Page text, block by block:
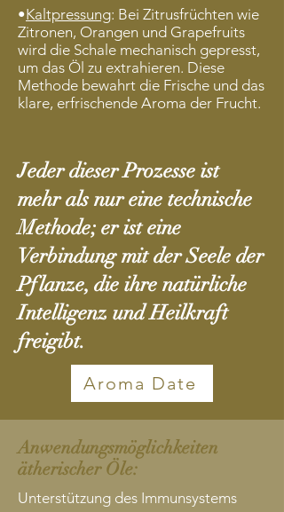
•Kaltpressung: Bei Zitrusfrüchten wie
Zitronen, Orangen und Grapefruits
wird die Schale mechanisch gepresst,
um das Öl zu extrahieren. Diese
Methode bewahrt die Frische und das
klare, erfrischende Aroma der Frucht.
Jeder dieser Prozesse ist
mehr als nur eine technische
Methode; er ist eine
Verbindung mit der Seele der
Pflanze, die ihre natürliche
Intelligenz und Heilkraft
freigibt.
Aroma Date
Anwendungsmöglichkeiten
ätherischer Öle:
Unterstützung des Immunsystems